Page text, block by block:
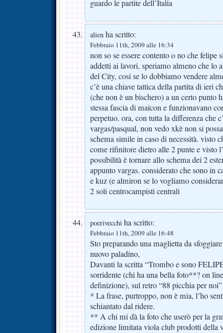
guardo le partite dell’Italia
alien ha scritto:
Febbraio 11th, 2009 alle 16:34
non so se essere contento o no che felipe
addetti ai lavori, speriamo almeno che lo
del City, cosi se lo dobbiamo vendere
c’è una chiave tattica della partita di ieri
(che non è un bischero) a un certo punto
stessa fascia di maicon e funzionavano
perpetuo. ora, con tutta la differenza che
vargas/pasqual, non vedo xkè non si
schema simile in caso di necessità. visto
come rifinitore dietro alle 2 punte e visto
possibilità è tornare allo schema dei 2
appunto vargas. considerato che sono in
e kuz (e almiron se lo vogliamo
2 soli centrocampisti centrali
poerivecchi ha scritto:
Febbraio 11th, 2009 alle 16:48
Sto preparando una maglietta da
nuovo paladino,
Davanti la scritta “Trombo e sono
sorridente (chi ha una bella foto**? on
definizione), sul retro “88 picchia per
* La frase, purtroppo, non è mia, l’ho
schiantato dal ridere.
** A chi mi dà la foto che userò per la
edizione limitata viola club prodotti